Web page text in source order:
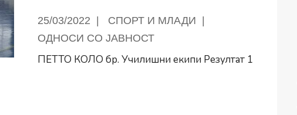
земјиште,
случајот
25/03/2022 СПОРТ И МЛАДИ
ОДНОСИ СО ЈАВНОСТ
ПЕТТО КОЛО бр. Училишни екипи Резултат 1